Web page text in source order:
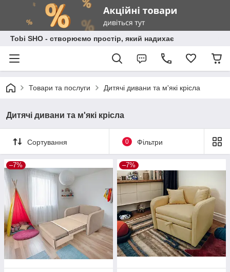
Tobi SHO - створюємо простір, який надихає
Товари та послуги Дитячі дивани та м'які крісла
Дитячі дивани та м'які крісла
Сортування 0 Фільтри
–7% –7%